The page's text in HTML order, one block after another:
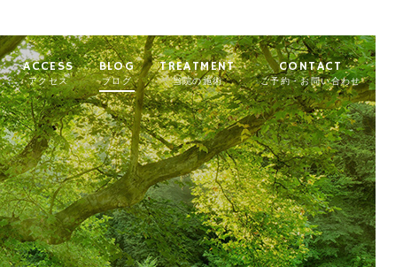
ACCESS
アクセス
BLOG
ブログ
TREATMENT
当院の施術
CONTACT
ご予約・お問い合わせ